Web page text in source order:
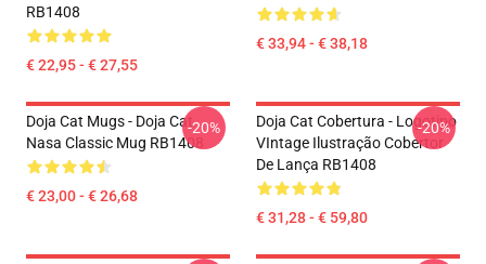
RB1408
€ 22,95 - € 27,55
€ 33,94 - € 38,18
Doja Cat Mugs - Doja Cat
Nasa Classic Mug RB1408
€ 23,00 - € 26,68
-20%
Doja Cat Cobertura - Logotipo
VIntage Ilustração Cobertor
De Lança RB1408
€ 31,28 - € 59,80
-20%